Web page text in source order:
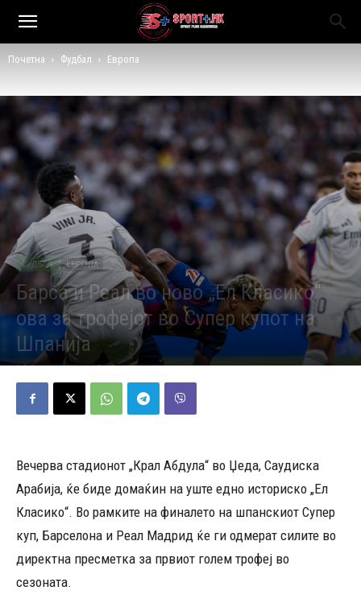
Почетна Фудбал Европа
ФУДБАЛ ЕВРОПА
Барса и Реал во ново „Ел Класико“
ова за трофејот во Супер купот на
Шпанија
Објавено од Андреј Велјаноски - 11/01/2026 978
Вечерва стадионот „Крал Абдула“ во Џеда, Саудиска
Арабија, ќе биде домаќин на уште едно историско „Ел
Класико“. Во рамките на финалето на шпанскиот Супер
куп, Барселона и Реал Мадрид ќе ги одмерат силите во
директна пресметка за првиот голем трофеј во
сезоната.